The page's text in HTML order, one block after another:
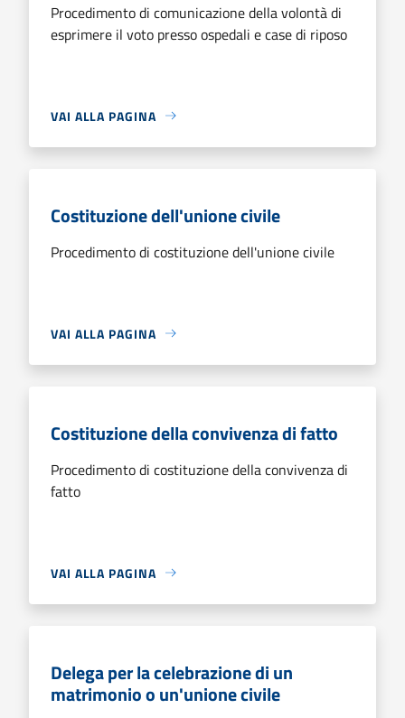
Procedimento di comunicazione della volontà di
esprimere il voto presso ospedali e case di riposo
VAI ALLA PAGINA
Costituzione dell'unione civile
Procedimento di costituzione dell'unione civile
VAI ALLA PAGINA
Costituzione della convivenza di fatto
Procedimento di costituzione della convivenza di
fatto
VAI ALLA PAGINA
Delega per la celebrazione di un
matrimonio o un'unione civile